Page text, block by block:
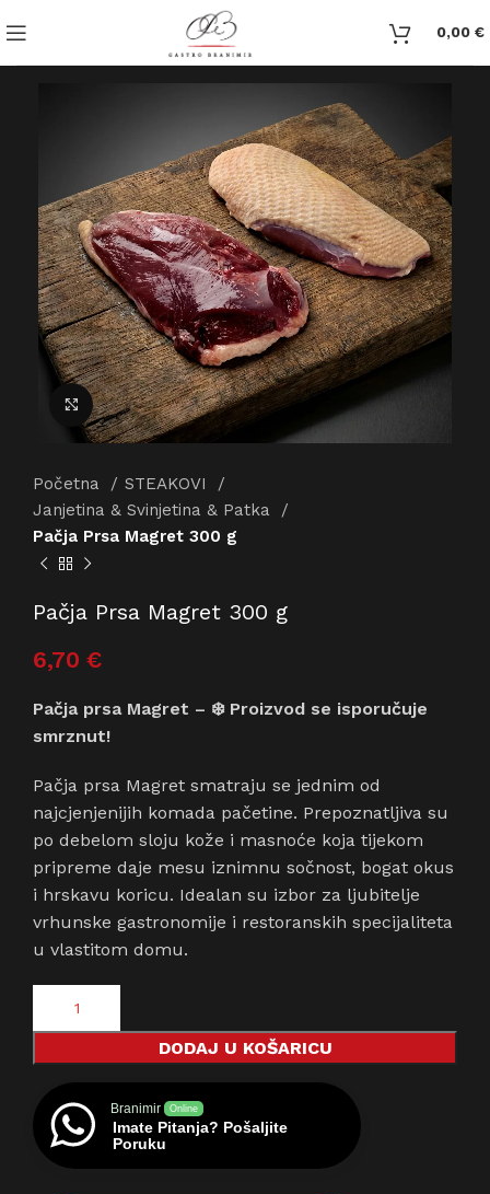
0,00 €
Click to enlarge
Početna
STEAKOVI
Janjetina & Svinjetina & Patka
Pačja Prsa Magret 300 g
Pačja Prsa Magret 300 g
6,70 €
Pačja prsa Magret – ❄️ Proizvod se isporučuje
smrznut!
Pačja prsa Magret smatraju se jednim od
najcjenjenijih komada pačetine. Prepoznatljiva su
po debelom sloju kože i masnoće koja tijekom
pripreme daje mesu iznimnu sočnost, bogat okus
i hrskavu koricu. Idealan su izbor za ljubitelje
vrhunske gastronomije i restoranskih specijaliteta
u vlastitom domu.
DODAJ U KOŠARICU
Branimir Online
Imate Pitanja? Pošaljite
Poruku